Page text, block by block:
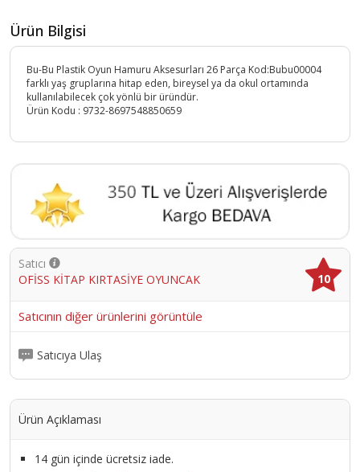
Ürün Bilgisi
Bu-Bu Plastik Oyun Hamuru Aksesurları 26 Parça Kod:Bubu00004
farklı yaş gruplarına hitap eden, bireysel ya da okul ortamında
kullanılabilecek çok yönlü bir üründür.
Ürün Kodu : 9732-8697548850659
Satıcı
OFİSS KİTAP KIRTASİYE OYUNCAK
10
Satıcının diğer ürünlerini görüntüle
Satıcıya Ulaş
Ürün Açıklaması
14 gün içinde ücretsiz iade.